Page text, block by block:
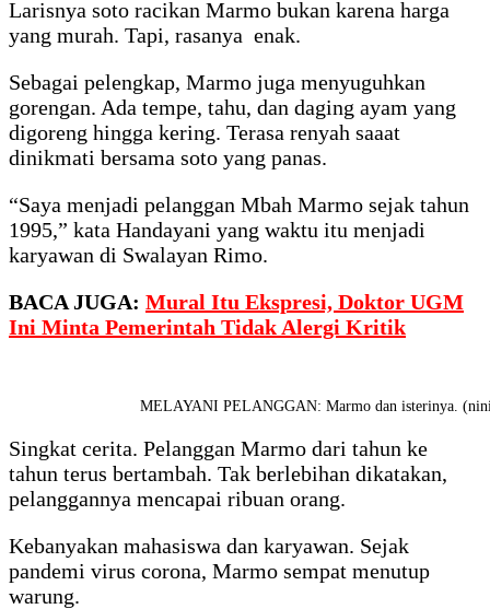
Larisnya soto racikan Marmo bukan karena harga
yang murah. Tapi, rasanya enak.
Sebagai pelengkap, Marmo juga menyuguhkan
gorengan. Ada tempe, tahu, dan daging ayam yang
digoreng hingga kering. Terasa renyah saaat
dinikmati bersama soto yang panas.
“Saya menjadi pelanggan Mbah Marmo sejak tahun
1995,” kata Handayani yang waktu itu menjadi
karyawan di Swalayan Rimo.
BACA JUGA: Mural Itu Ekspresi, Doktor UGM
Ini Minta Pemerintah Tidak Alergi Kritik
MELAYANI PELANGGAN: Marmo dan isterinya.
Singkat cerita. Pelanggan Marmo dari tahun ke
tahun terus bertambah. Tak berlebihan dikatakan,
pelanggannya mencapai ribuan orang.
Kebanyakan mahasiswa dan karyawan. Sejak
pandemi virus corona, Marmo sempat menutup
warung.